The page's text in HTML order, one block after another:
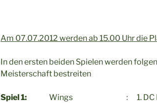
Am 07.07.2012 werden ab 15.00 Uhr die
In den ersten beiden Spielen werden
Meisterschaft bestreiten
Spiel 1: Wings : 1. DC